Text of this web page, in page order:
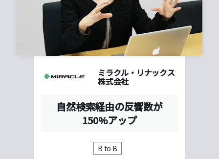
ミラクル・リナックス
株式会社
自然検索経由の反響数が
150%アップ
B to B